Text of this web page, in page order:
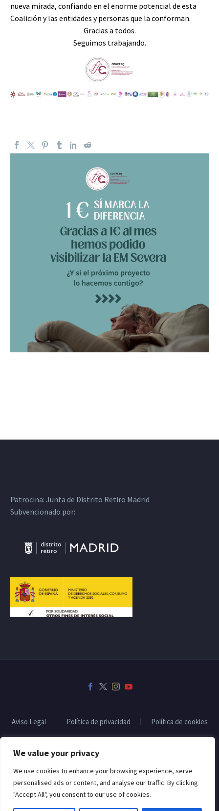
We value your privacy
We use cookies to enhance your browsing experience, serve
personalised ads or content, and analyse our traffic. By clicking
"Accept All", you consent to our use of cookies.
nueva mirada, confiando en el enorme potencial de esta
Coalición y las entidades y personas que la conforman.
Gracias a todos.
Seguimos trabajando.
Patrocina: Junta de Distrito Retiro Madrid
Subvencionado por:
Aviso Legal Política de privacidad Política de cookies
2022 © Copyrights CodexThemesSubvencionado por: